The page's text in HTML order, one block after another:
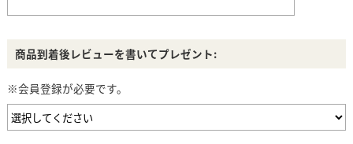
商品到着後レビューを書いてプレゼント:
※会員登録が必要です。